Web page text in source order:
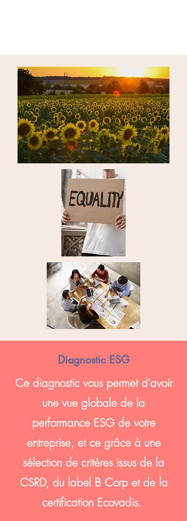
Diagnostic ESG
Ce diagnostic vous permet d'avoir
une vue globale de la
performance ESG de votre
entreprise, et ce grâce à une
sélection de critères issus de la
CSRD, du label B Corp et de la
certification Ecovadis.